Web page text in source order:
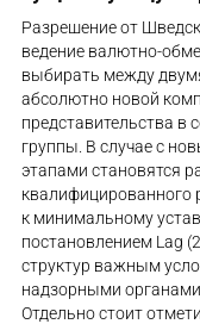
Разрешение от
ведение валютно-
выбирать между
абсолютно новой
представительства в
группы. В случае с
этапами становятся
квалифицированного
к минимальному
постановлением Lag
структур важным
надзорными
Отдельно стоит